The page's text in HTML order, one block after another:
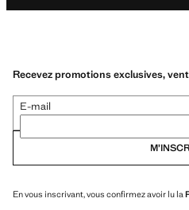
Recevez promotions exclusives,
E-mail
En vous inscrivant, vous confirmez avoir lu la